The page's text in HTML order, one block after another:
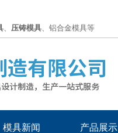
、 压铸模具、铝合金模具等
模具新闻 产品展示